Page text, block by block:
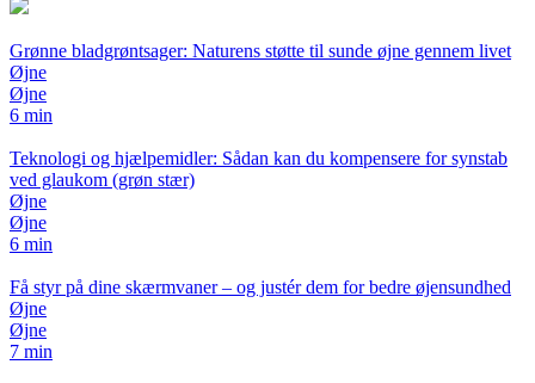
Grønne bladgrøntsager: Naturens støtte til sunde øjne gennem livet
Øjne
Øjne
6 min
Teknologi og hjælpemidler: Sådan kan du kompensere for synstab
ved glaukom (grøn stær)
Øjne
Øjne
6 min
Få styr på dine skærmvaner – og justér dem for bedre øjensundhed
Øjne
Øjne
7 min